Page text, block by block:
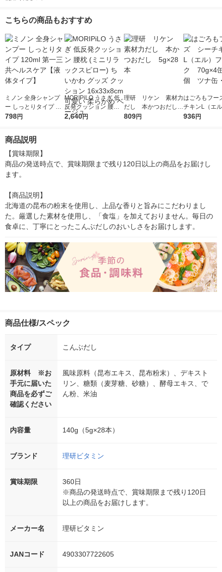
こちらの商品もおすすめ
ミノン 全身シャンプ
ー しっとりタイプ 12
0ml 第一三共ヘルスケ
798円
MORIPiLO うさぎ 低
反発クッション 腰枕
(ミニリラックスピロ
2,640円
理研 リケン 素材力
だし 本かつおだし
5g×28本
809円
はごろもフ
チキンL（エ
ーク 70g×4
936円
商品説明
【賞味期限】
商品の発送時点で、賞味期限まで残り120日以上の商品をお届けし
ます。
【商品説明】
北海道の昆布の粉末を使用し、上品な香りと旨みにこだわりまし
た。厳選した素材を使用し、「食塩」を加えておりません。毎日の
食卓に、丁寧にとったこんぶだしのおいしさをお届けします。
商品仕様/スペック
タイプ こんぶだし
原材料 ※お
手元に届いた
商品を必ずご
確認ください
風味原料（昆布エキス、昆布粉末）、デキスト
リン、糖類（麦芽糖、砂糖）、酵母エキス、で
ん粉、米油
内容量 140g（5g×28本）
ブランド 理研ビタミン
賞味期限
360日
※商品の発送時点で、賞味期限まで残り120日
以上の商品をお届けします。
メーカー名 理研ビタミン
JANコード 4903307722605